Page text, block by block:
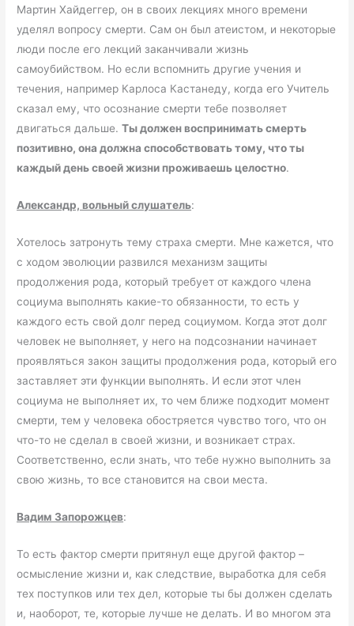
Мартин Хайдеггер, он в своих лекциях много времени
уделял вопросу смерти. Сам он был атеистом, и некоторые
люди после его лекций заканчивали жизнь
самоубийством. Но если вспомнить другие учения и
течения, например Карлоса Кастанеду, когда его Учитель
сказал ему, что осознание смерти тебе позволяет
двигаться дальше.Ты должен воспринимать смерть
позитивно, она должна способствовать тому, что ты
каждый день своей жизни проживаешь целостно.
Александр, вольный слушатель:
Хотелось затронуть тему страха смерти. Мне кажется, что
с ходом эволюции развился механизм защиты
продолжения рода, который требует от каждого члена
социума выполнять какие-то обязанности, то есть у
каждого есть свой долг перед социумом. Когда этот долг
человек не выполняет, у него на подсознании начинает
проявляться закон защиты продолжения рода, который его
заставляет эти функции выполнять. И если этот член
социума не выполняет их, то чем ближе подходит момент
смерти, тем у человека обостряется чувство того, что он
что-то не сделал в своей жизни, и возникает страх.
Соответственно, если знать, что тебе нужно выполнить за
свою жизнь, то все становится на свои места.
Вадим Запорожцев:
То есть фактор смерти притянул еще другой фактор –
осмысление жизни и, как следствие, выработка для себя
тех поступков или тех дел, которые ты бы должен сделать
и, наоборот, те, которые лучше не делать. И во многом эта